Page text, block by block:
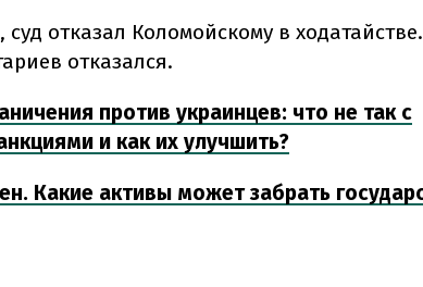
отказал Коломойскому в
отказался.
против украинцев: что не так с
и как их улучшить?
Какие активы может забрать